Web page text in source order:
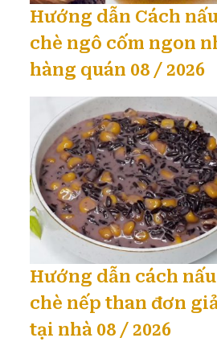
Hướng dẫn Cách
chè ngô cốm ngon
hàng quán 08 / 2026
Hướng dẫn cách nấu
chè nếp than đơn
tại nhà 08 / 2026